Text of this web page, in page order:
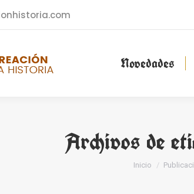
Novedades
Archivos de
Estás aquí:
Inicio
Novedades